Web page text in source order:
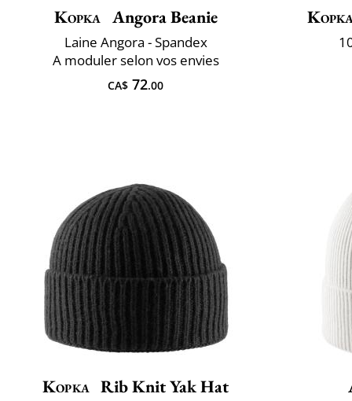
Kopka Angora Beanie
Laine Angora - Spandex
A ​moduler selon vos envies
CA$ 72.00
Kopka Rib Knit Yak Hat